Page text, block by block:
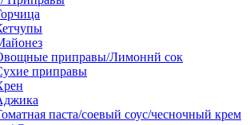
приправы/Лимоннй сок
приправы
паста/соевый соус/чесночный крем